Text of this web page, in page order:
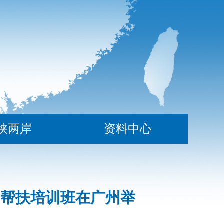
两岸 资料中心
扶培训班在广州举